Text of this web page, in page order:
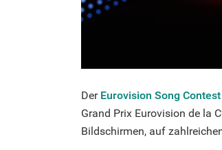
Der Eurovision Song Contest
Grand Prix Eurovision de la
Bildschirmen, auf